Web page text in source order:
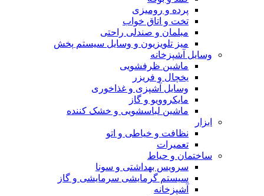
پرده و رومیزی
تخت و اتاق خواب
مبلمان و صندلی راحتی
میز تلویزیون و وسایل سیستم پخش
وسایل آشپزخانه
ماشین ظرفشویی
یخچال و فریزر
وسایل آشپزی و غذاخوری
مایکروویو و گاز
ماشین لباسشویی و خشک کننده
ابزار
نظافت و خیاطی و اتو
تعمیرات
ساختمان و حیاط
سرویس بهداشتی و سونا
سیستم گرمایشی سرمایشی و گاز
آشپزخانه